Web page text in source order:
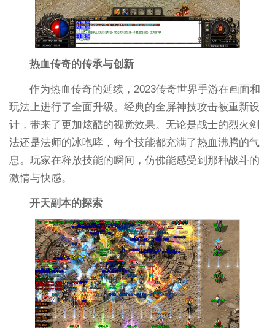
热血传奇的传承与创新
作为热血传奇的延续，2023传奇世界手游在画面和
玩法上进行了全面升级。经典的全屏神技攻击被重新设
计，带来了更加炫酷的视觉效果。无论是战士的烈火剑
法还是法师的冰咆哮，每个技能都充满了热血沸腾的气
息。玩家在释放技能的瞬间，仿佛能感受到那种战斗的
激情与快感。
开天副本的探索